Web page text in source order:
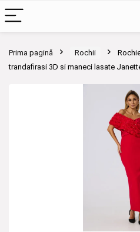
Prima pagină Rochii
trandafirasi 3D si maneci lasate